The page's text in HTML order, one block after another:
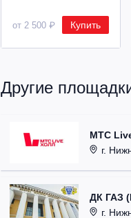
от 2 500 ₽ Купить
Другие
МТС
г.
ДК ГАЗ
г.